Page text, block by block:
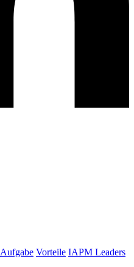
Aufgabe Vorteile IAPM Leaders